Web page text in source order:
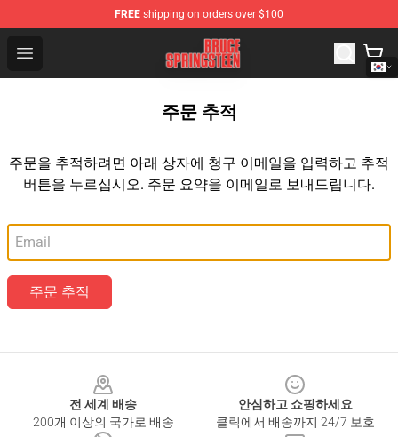
FREE shipping on orders over $100
Open menu
Bruce Springsteen Store - Official Bruce Springsteen
주문 추적
주문을 추적하려면 아래 상자에 청구 이메일을 입력하고 추적
버튼을 누르십시오. 주문 요약을 이메일로 보내드립니다.
주문 추적
전 세계 배송
200개 이상의 국가로 배송
안심하고 쇼핑하세요
클릭에서 배송까지 24/7 보호